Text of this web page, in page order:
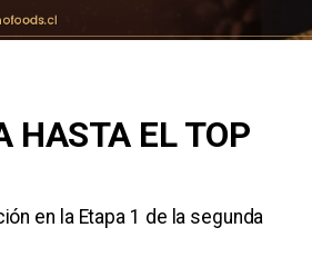
HASTA EL TOP
en la Etapa 1 de la segunda